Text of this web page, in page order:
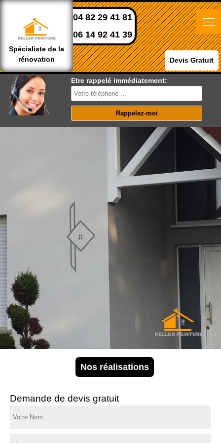
Spécialiste de la
rénovation
04 82 29 41 81
06 14 92 41 39
Devis Gratuit
Etre rappelé immédiatement:
Nos réalisations
Demande de devis gratuit